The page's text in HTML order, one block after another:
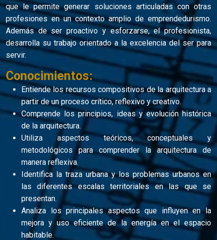
que le permite generar soluciones articuladas con otras
profesiones en un contexto amplio de emprendedurismo.
Además de ser proactivo y esforzarse, el profesionista,
desarrolla su trabajo orientado a la excelencia del ser para
servir.
Conocimientos:
Entiende los recursos compositivos de la arquitectura a
partir de un proceso crítico, reflexivo y creativo.
Comprende los principios, ideas y evolución histórica
de la arquitectura.
Utiliza aspectos teóricos, conceptuales y
metodológicos para comprender la arquitectura de
manera reflexiva.
Identifica la traza urbana y los problemas urbanos en
las diferentes escalas territoriales en las que se
presentan.
Analiza los principales aspectos que influyen en la
mejora y uso eficiente de la energía en el espacio
habitable.